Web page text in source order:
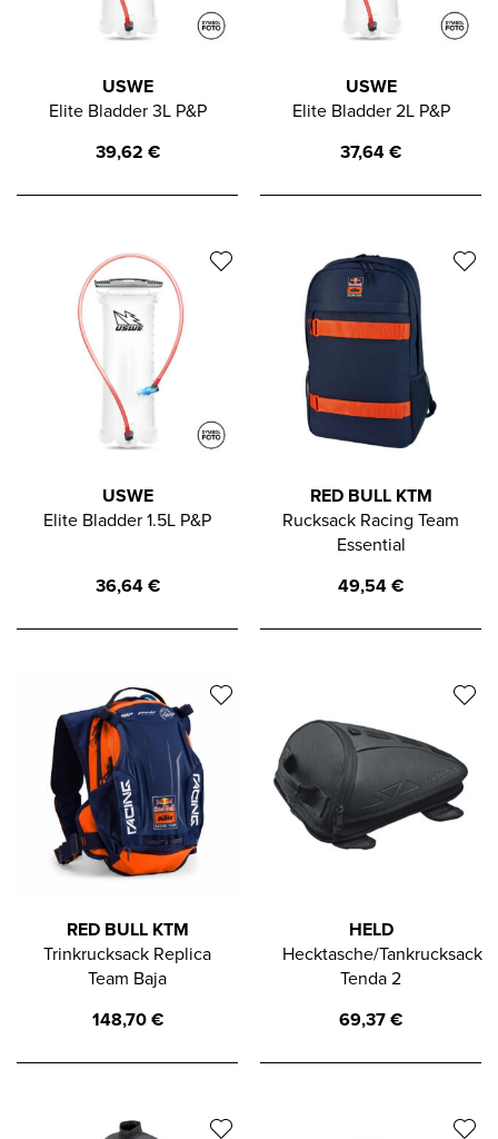
USWE
Elite Bladder 3L P&P
39,62 €
USWE
Elite Bladder 2L P&P
37,64€
USWE
Elite Bladder 1.5L P&P
36,64€
RED BULL KTM
Rucksack Racing Team
Essential
49,54€
RED BULL KTM
Trinkrucksack Replica
Team Baja
148,70€
HELD
Hecktasche/Tankrucksack
Tenda 2
69,37€